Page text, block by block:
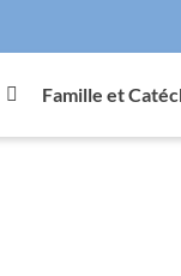
Famille et